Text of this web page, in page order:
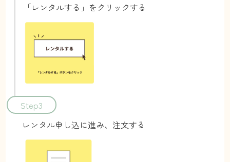
「レンタルする」をクリックする
Step3
レンタル申し込に進み、注文する